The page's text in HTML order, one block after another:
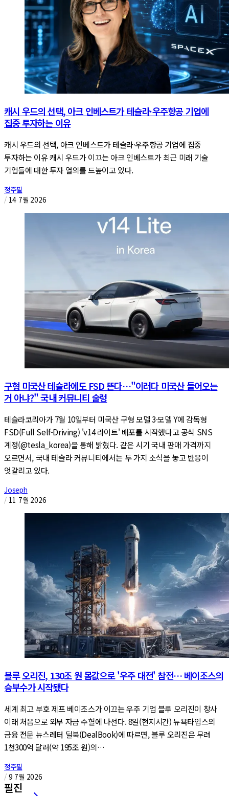
캐시 우드의 선택, 아크 인베스트가 테슬라·우주항공 기업에
집중 투자하는 이유
캐시 우드의 선택, 아크 인베스트가 테슬라·우주항공 기업에 집중
투자하는 이유 캐시 우드가 이끄는 아크 인베스트가 최근 미래 기술
기업들에 대한 투자 열의를 드높이고 있다.
정주필
/ 14 7월 2026
구형 미국산 테슬라에도 FSD 뜬다…"이러다 미국산 들어오는
거 아냐?" 국내 커뮤니티 술렁
테슬라코리아가 7월 10일부터 미국산 구형 모델 3·모델 Y에 감독형
FSD(Full Self-Driving) 'v14 라이트' 배포를 시작했다고 공식 SNS
계정(@tesla_korea)을 통해 밝혔다. 같은 시기 국내 판매 가격까지
오르면서, 국내 테슬라 커뮤니티에서는 두 가지 소식을 놓고 반응이
엇갈리고 있다.
Joseph
/ 11 7월 2026
블루 오리진, 130조 원 몸값으로 '우주 대전' 참전… 베이조스의
승부수가 시작됐다
세계 최고 부호 제프 베이조스가 이끄는 우주 기업 블루 오리진이 창사
이래 처음으로 외부 자금 수혈에 나선다. 8일(현지시간) 뉴욕타임스의
금융 전문 뉴스레터 딜북(DealBook)에 따르면, 블루 오리진은 무려
1천300억 달러(약 195조 원)의…
정주필
/ 9 7월 2026